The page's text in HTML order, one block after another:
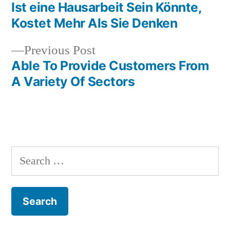
navigation
Previous PostPrevious
post:
Able To Provide Customers From
A Variety Of Sectors
Ist eine Hausarbeit Sein Könnte,
Kostet Mehr Als Sie Denken
Search
for: